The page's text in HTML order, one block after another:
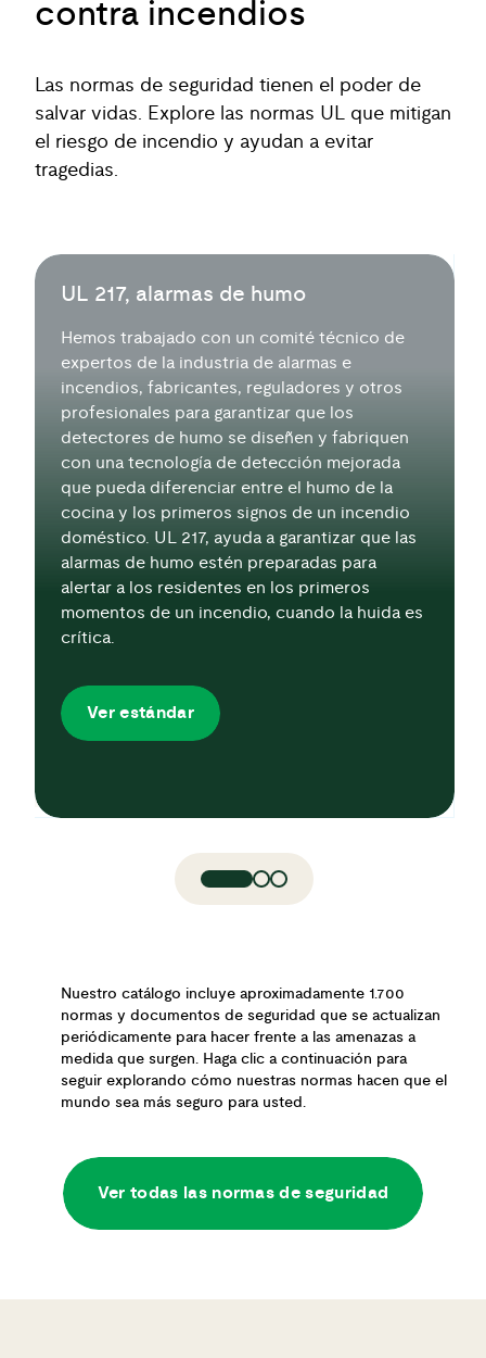
contra incendios
Las normas de seguridad tienen el poder de
salvar vidas. Explore las normas UL que mitigan
el riesgo de incendio y ayudan a evitar
tragedias.
UL 217, alarmas de humo
Hemos trabajado con un comité técnico de
expertos de la industria de alarmas e
incendios, fabricantes, reguladores y otros
profesionales para garantizar que los
detectores de humo se diseñen y fabriquen
con una tecnología de detección mejorada
que pueda diferenciar entre el humo de la
cocina y los primeros signos de un incendio
doméstico. UL 217, ayuda a garantizar que las
alarmas de humo estén preparadas para
alertar a los residentes en los primeros
momentos de un incendio, cuando la huida es
crítica.
Ver estándar
Nuestro catálogo incluye aproximadamente 1.700
normas y documentos de seguridad que se actualizan
periódicamente para hacer frente a las amenazas a
medida que surgen. Haga clic a continuación para
seguir explorando cómo nuestras normas hacen que el
mundo sea más seguro para usted.
Ver todas las normas de seguridad